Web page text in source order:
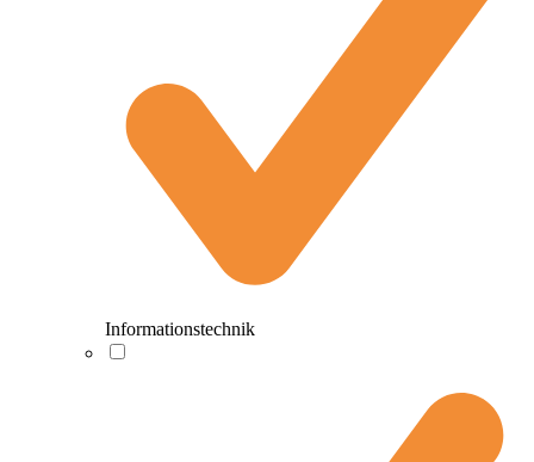
Informationstechnik